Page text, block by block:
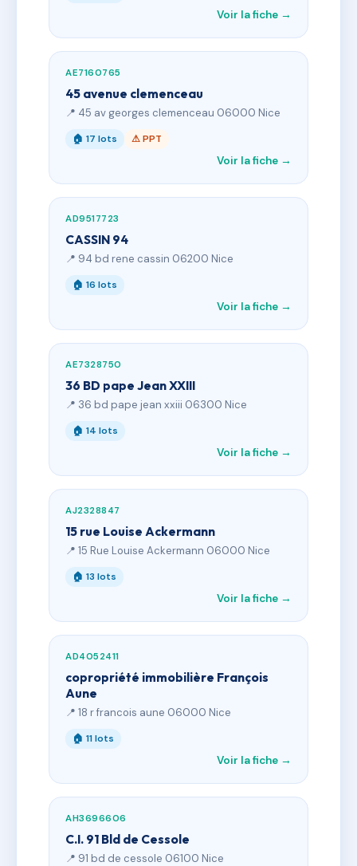
Voir la fiche →
AE7160765
45 avenue clemenceau
📍 45 av georges clemenceau 06000 Nice
🏠 17 lots ⚠ PPT
Voir la fiche →
AD9517723
CASSIN 94
📍 94 bd rene cassin 06200 Nice
🏠 16 lots
Voir la fiche →
AE7328750
36 BD pape Jean XXIII
📍 36 bd pape jean xxiii 06300 Nice
🏠 14 lots
Voir la fiche →
AJ2328847
15 rue Louise Ackermann
📍 15 Rue Louise Ackermann 06000 Nice
🏠 13 lots
Voir la fiche →
AD4052411
copropriété immobilière François
Aune
📍 18 r francois aune 06000 Nice
🏠 11 lots
Voir la fiche →
AH3696606
C.I. 91 Bld de Cessole
📍 91 bd de cessole 06100 Nice